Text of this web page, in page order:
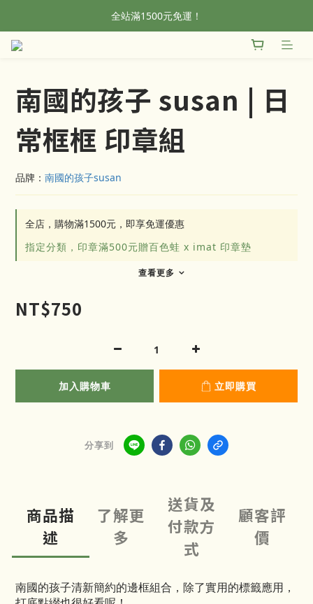
全站滿1500元免運！
全站滿1500元免運！
加入會員，首單輸入折扣碼NEWFROG，滿800現折50
南國的孩子 susan | 日
常框框 印章組
品牌： 南國的孩子susan
全店，購物滿1500元，即享免運優惠
指定分類，印章滿500元贈百色蛙 x imat 印章墊
查看更多
NT$750
加入購物車 立即購買
分享到
商品描
述
了解更
多
送貨及
付款方
式
顧客評
價
南國的孩子清新簡約的邊框組合，除了實用的標籤應用，